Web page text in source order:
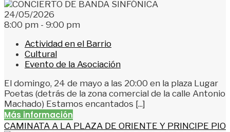
24/05/2026
8:00 pm - 9:00 pm
Actividad en el Barrio
Cultural
Evento de la Asociación
El domingo, 24 de mayo a las 20:00 en la plaza Lugar
Poetas (detrás de la zona comercial de la calle Antonio
Machado) Estamos encantados [...]
Más información
CAMINATA A LA PLAZA DE ORIENTE Y PRINCIPE PIO